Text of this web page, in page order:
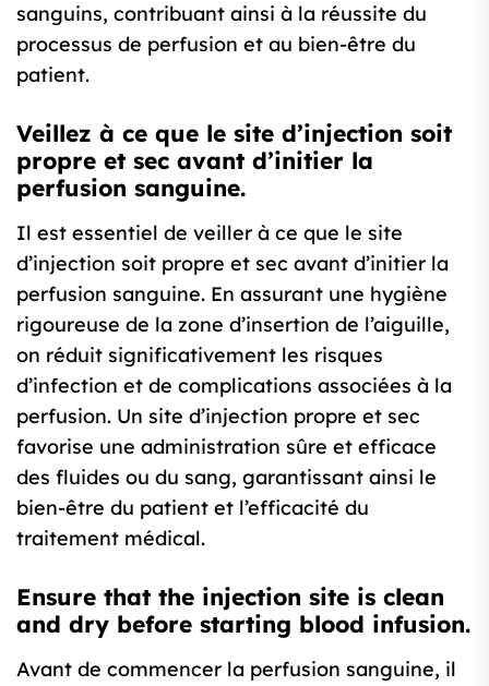
sanguins, contribuant ainsi à la réussite du
processus de perfusion et au bien-être du
patient.
Veillez à ce que le site d’injection soit
propre et sec avant d’initier la
perfusion sanguine.
Il est essentiel de veiller à ce que le site
d’injection soit propre et sec avant d’initier la
perfusion sanguine. En assurant une hygiène
rigoureuse de la zone d’insertion de l’aiguille,
on réduit significativement les risques
d’infection et de complications associées à la
perfusion. Un site d’injection propre et sec
favorise une administration sûre et efficace
des fluides ou du sang, garantissant ainsi le
bien-être du patient et l’efficacité du
traitement médical.
Ensure that the injection site is clean
and dry before starting blood infusion.
Avant de commencer la perfusion sanguine, il